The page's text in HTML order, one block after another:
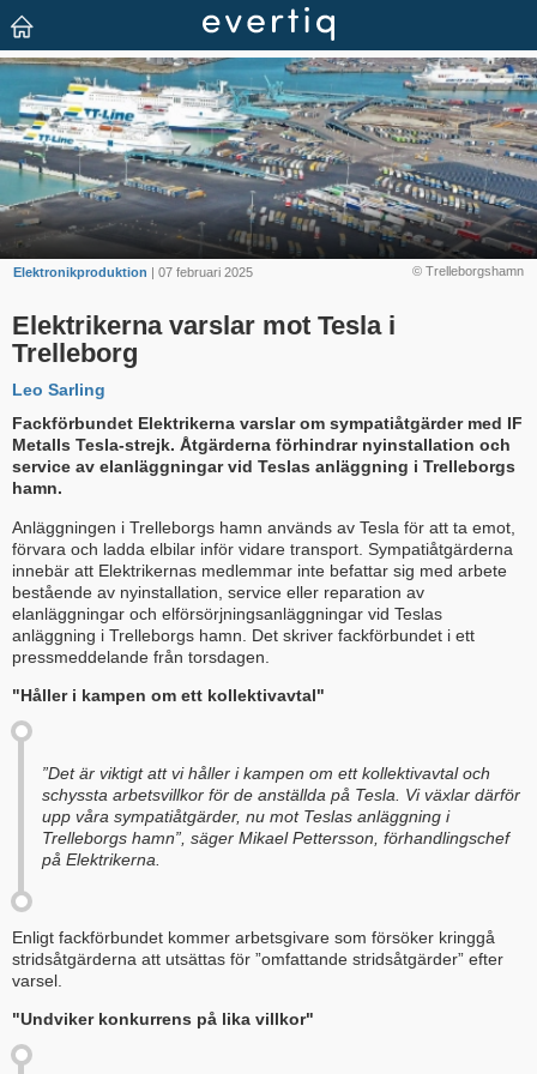
© Trelleborgshamn
Elektronikproduktion | 07 februari 2025
Elektrikerna varslar mot Tesla i
Trelleborg
Leo Sarling
Fackförbundet Elektrikerna varslar om sympatiåtgärder med IF
Metalls Tesla-strejk. Åtgärderna förhindrar nyinstallation och
service av elanläggningar vid Teslas anläggning i Trelleborgs
hamn.
Anläggningen i Trelleborgs hamn används av Tesla för att ta emot,
förvara och ladda elbilar inför vidare transport. Sympatiåtgärderna
innebär att Elektrikernas medlemmar inte befattar sig med arbete
bestående av nyinstallation, service eller reparation av
elanläggningar och elförsörjningsanläggningar vid Teslas
anläggning i Trelleborgs hamn. Det skriver fackförbundet i ett
pressmeddelande från torsdagen.
"Håller i kampen om ett kollektivavtal"
”Det är viktigt att vi håller i kampen om ett kollektivavtal och
schyssta arbetsvillkor för de anställda på Tesla. Vi växlar därför
upp våra sympatiåtgärder, nu mot Teslas anläggning i
Trelleborgs hamn”, säger Mikael Pettersson, förhandlingschef
på Elektrikerna.
Enligt fackförbundet kommer arbetsgivare som försöker kringgå
stridsåtgärderna att utsättas för ”omfattande stridsåtgärder” efter
varsel.
"Undviker konkurrens på lika villkor"